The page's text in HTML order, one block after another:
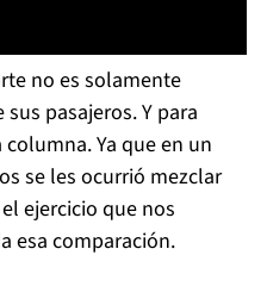
no es solamente
pasajeros. Y para
Ya que en un
se les ocurrió mezclar
ejercicio que nos
esa comparación.